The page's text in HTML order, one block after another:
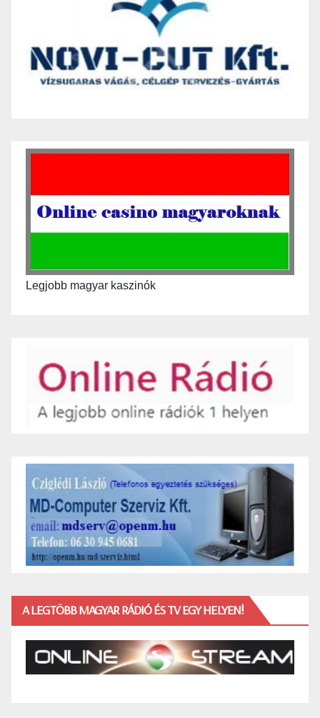
Legjobb magyar kaszinók
A LEGTÖBB MAGYAR RÁDIÓ ÉS TV EGY HELYEN!